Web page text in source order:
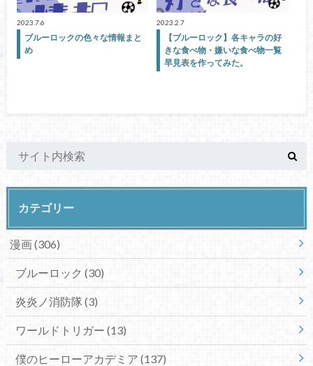
2023.7.6
ブルーロックの色々な情報まと
め
2023.2.7
【ブルーロック】各キャラの好
きな食べ物・嫌いな食べ物一覧
早見表を作ってみた。
カテゴリー
漫画(306)
ブルーロック (30)
炎炎ノ消防隊 (3)
ワールドトリガー (13)
僕のヒーローアカデミア (137)